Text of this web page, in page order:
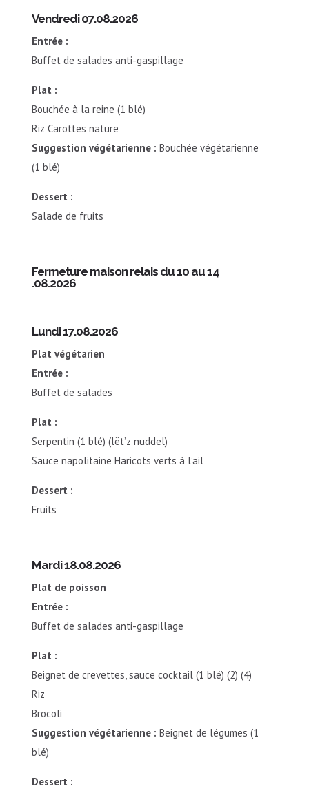
Vendredi 07.08.2026
Entrée :
Buffet de salades anti-gaspillage
Plat :
Bouchée à la reine (1 blé)
Riz Carottes nature
Suggestion végétarienne : Bouchée végétarienne
(1 blé)
Dessert :
Salade de fruits
Fermeture maison relais du 10 au 14
.08.2026
Lundi 17.08.2026
Plat végétarien
Entrée :
Buffet de salades
Plat :
Serpentin (1 blé) (lët’z nuddel)
Sauce napolitaine Haricots verts à l’ail
Dessert :
Fruits
Mardi 18.08.2026
Plat de poisson
Entrée :
Buffet de salades anti-gaspillage
Plat :
Beignet de crevettes, sauce cocktail (1 blé) (2) (4)
Riz
Brocoli
Suggestion végétarienne : Beignet de légumes (1
blé)
Dessert :